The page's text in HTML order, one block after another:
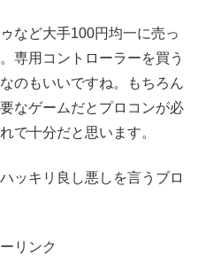
など大手100円均一に売っ
専用コントローラーを買う
のもいいですね。もちろん
なゲームだとプロコンが必
で十分だと思います。
ッキリ良し悪しを言うブロ
リンク